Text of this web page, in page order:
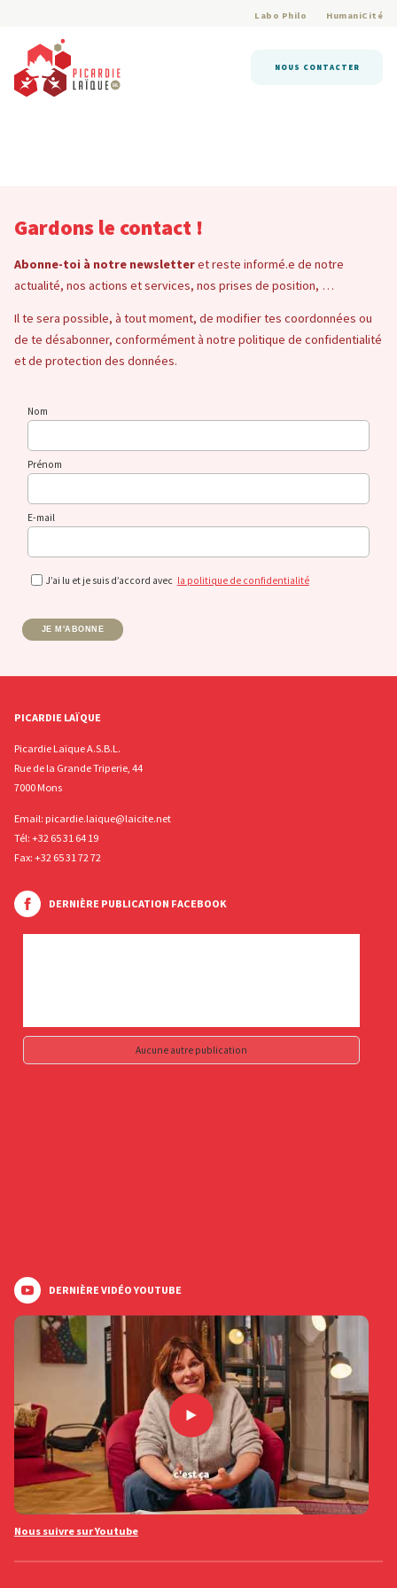
Labo Philo HumaniCité
NOUS CONTACTER
Gardons le contact !
Abonne-toi à notre newsletteret reste informé.e de notre
actualité, nos actions et services, nos prises de position, …
Il te sera possible, à tout moment, de modifier tes coordonnées ou
de te désabonner, conformément à notre politique de confidentialité
et de protection des données.
Nom
Prénom
E-mail
J’ai lu et je suis d’accord avec la politique de confidentialité
JE M'ABONNE
PICARDIE LAÏQUE
Picardie Laïque A.S.B.L.
Rue de la Grande Triperie, 44
7000 Mons
Email: picardie.laique@laicite.net
Tél: +32 65 31 64 19
Fax: +32 65 31 72 72
DERNIÈRE PUBLICATION FACEBOOK
Aucune autre publication
DERNIÈRE VIDÉO YOUTUBE
Nous suivre sur Youtube